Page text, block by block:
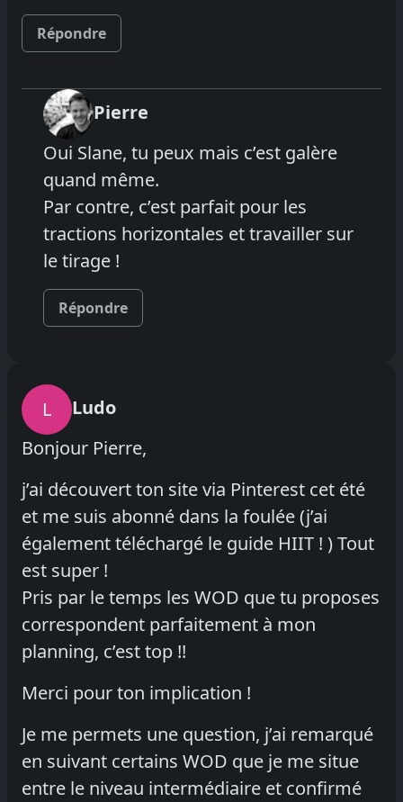
Répondre
Pierre
Oui Slane, tu peux mais c’est galère
quand même.
Par contre, c’est parfait pour les
tractions horizontales et travailler sur
le tirage !
Répondre
L
Ludo
Bonjour Pierre,
j’ai découvert ton site via Pinterest cet été
et me​ suis abonné dans la foulée (j’ai
également téléchargé le guide HIIT ! ) Tout
est super !
Pris par le temps les WOD que tu proposes
correspondent parfaitement à mon
planning, c’est top !!
Merci pour ton implication !
Je me permets une question, j’ai remarqué
en suivant certains WOD que je me situe
entre le niveau intermédiaire et confirmé